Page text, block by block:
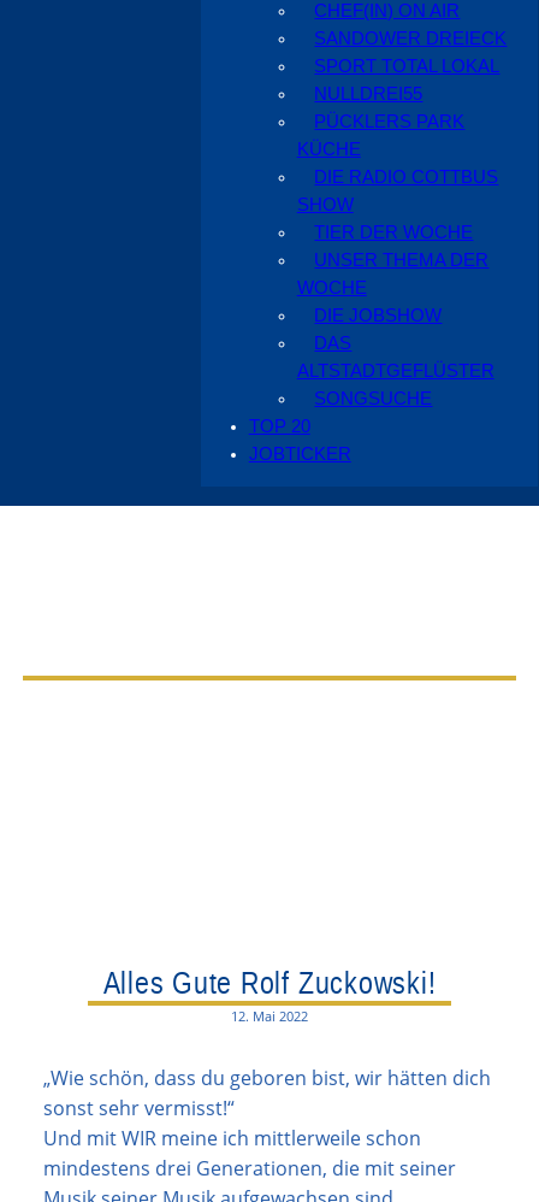
CHEF(IN) ON AIR
SANDOWER DREIECK
SPORT TOTAL LOKAL
NULLDREI55
PÜCKLERS PARK
KÜCHE
DIE RADIO COTTBUS
SHOW
TIER DER WOCHE
UNSER THEMA DER
WOCHE
DIE JOBSHOW
DAS
ALTSTADTGEFLÜSTER
SONGSUCHE
TOP 20
JOBTICKER
Alles Gute Rolf Zuckowski!
12. Mai 2022
„Wie schön, dass du geboren bist, wir hätten dich
sonst sehr vermisst!“
Und mit WIR meine ich mittlerweile schon
mindestens drei Generationen, die mit seiner